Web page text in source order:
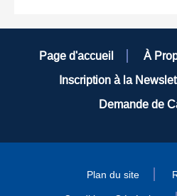
Page d'accueil À
Inscription à la
Demande de
Plan du site